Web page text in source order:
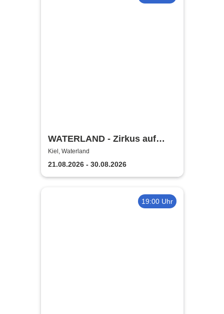
WATERLAND - Zirkus auf
dem Wasser | Kiel
Kiel, Waterland
21.08.2026 - 30.08.2026
19:00 Uhr